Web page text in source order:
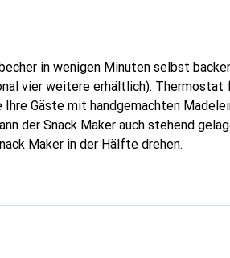
in wenigen Minuten selbst
vier weitere erhältlich). Thermostat
Ihre Gäste mit handgemachten
der Snack Maker auch stehend
Maker in der Hälfte drehen.